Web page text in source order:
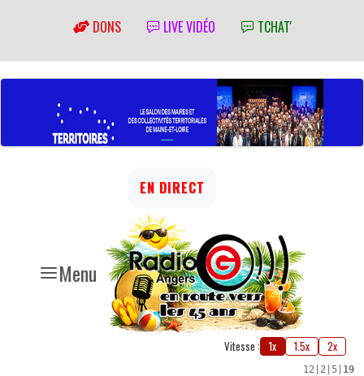
DONS LIVE VIDÉO TCHAT'
Menu
EN DIRECT
Vitesse : 1x 1.5x 2x
12 2 5 19